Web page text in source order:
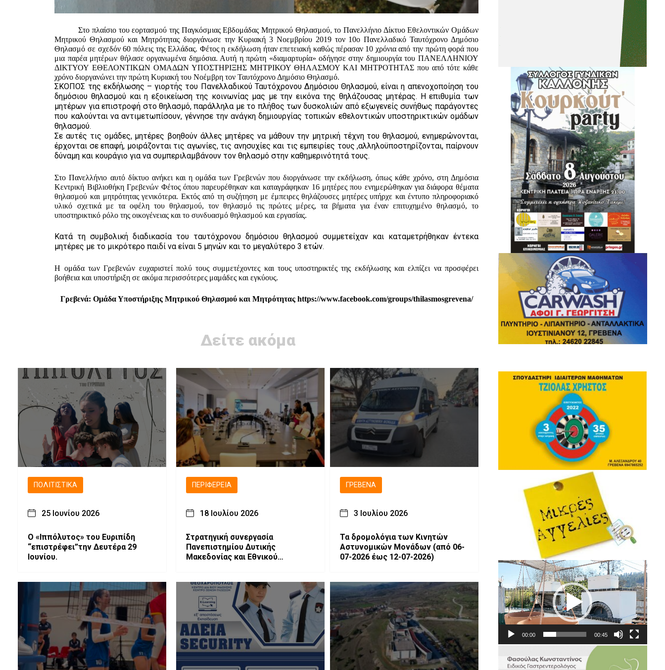
Στο πλαίσιο του εορτασμού της Παγκόσμιας Εβδομάδας Μητρικού Θηλασμού, το Πανελλήνιο Δίκτυο Εθελοντικών Ομάδων
Μητρικού Θηλασμού και Μητρότητας διοργάνωσε την Κυριακή 3 Νοεμβρίου 2019 τον 10ο Πανελλαδικό Ταυτόχρονο Δημόσιο
Θηλασμό σε σχεδόν 60 πόλεις της Ελλάδας. Φέτος η εκδήλωση ήταν επετειακή καθώς πέρασαν 10 χρόνια από την πρώτη φορά που
μια παρέα μητέρων θήλασε οργανωμένα δημόσια. Αυτή η πρώτη «διαμαρτυρία» οδήγησε στην δημιουργία του ΠΑΝΕΛΛΗΝΙΟΥ
ΔΙΚΤΥΟΥ ΕΘΕΛΟΝΤΙΚΩΝ ΟΜΑΔΩΝ ΥΠΟΣΤΗΡΙΞΗΣ ΜΗΤΡΙΚΟΥ ΘΗΛΑΣΜΟΥ ΚΑΙ ΜΗΤΡΟΤΗΤΑΣ που από τότε κάθε
χρόνο διοργανώνει την πρώτη Κυριακή του Νοέμβρη τον Ταυτόχρονο Δημόσιο Θηλασμό.
ΣΚΟΠΟΣ της εκδήλωσης – γιορτής του Πανελλαδικού Ταυτόχρονου Δημόσιου Θηλασμού, είναι η απενοχοποίηση του
δημόσιου θηλασμού και η εξοικείωση της κοινωνίας μας με την εικόνα της θηλάζουσας μητέρας. Η επιθυμία των
μητέρων για επιστροφή στο θηλασμό, παράλληλα με το πλήθος των δυσκολιών από εξωγενείς συνήθως παράγοντες
που καλούνται να αντιμετωπίσουν, γέννησε την ανάγκη δημιουργίας τοπικών εθελοντικών υποστηρικτικών ομάδων
θηλασμού.
Σε αυτές τις ομάδες, μητέρες βοηθούν άλλες μητέρες να μάθουν την μητρική τέχνη του θηλασμού, ενημερώνονται,
έρχονται σε επαφή, μοιράζονται τις αγωνίες, τις ανησυχίες και τις εμπειρίες τους ,αλληλοϋποστηρίζονται, παίρνουν
δύναμη και κουράγιο για να συμπεριλαμβάνουν τον θηλασμό στην καθημερινότητά τους.
Στο Πανελλήνιο αυτό δίκτυο ανήκει και η ομάδα των Γρεβενών που διοργάνωσε την εκδήλωση, όπως κάθε χρόνο, στη Δημόσια
Κεντρική Βιβλιοθήκη Γρεβενών Φέτος όπου παρευρέθηκαν και καταγράφηκαν 16 μητέρες που ενημερώθηκαν για διάφορα θέματα
θηλασμού και μητρότητας γενικότερα. Εκτός από τη συζήτηση με έμπειρες θηλάζουσες μητέρες υπήρχε και έντυπο πληροφοριακό
υλικό σχετικά με τα οφέλη του θηλασμού, τον θηλασμό τις πρώτες μέρες, τα βήματα για έναν επιτυχημένο θηλασμό, το
υποστηρικτικό ρόλο της οικογένειας και το συνδυασμό θηλασμού και εργασίας.
Κατά τη συμβολική διαδικασία του ταυτόχρονου δημόσιου θηλασμού συμμετείχαν και καταμετρήθηκαν έντεκα
μητέρες με το μικρότερο παιδί να είναι 5 μηνών και το μεγαλύτερο 3 ετών.
Η ομάδα των Γρεβενών ευχαριστεί πολύ τους συμμετέχοντες και τους υποστηρικτές της εκδήλωσης και ελπίζει να προσφέρει
βοήθεια και υποστήριξη σε ακόμα περισσότερες μαμάδες και εγκύους.
Γρεβενά: Ομάδα Υποστήριξης Μητρικού Θηλασμού και Μητρότητας https://www.facebook.com/groups/thilasmosgrevena/
Δείτε ακόμα
ΠΟΛΙΤΙΣΤΙΚΆ
25 Ιουνίου 2026
Ο «Ιππόλυτος» του Ευριπίδη
“επιστρέφει”την Δευτέρα 29
Ιουνίου.
ΠΕΡΙΦΈΡΕΙΑ
18 Ιουλίου 2026
Στρατηγική συνεργασία
Πανεπιστημίου Δυτικής
Μακεδονίας και Εθνικού
τεχνολογίες
ΓΡΕΒΕΝΆ
3 Ιουλίου 2026
Τα δρομολόγια των Κινητών
Αστυνομικών Μονάδων (από 06-
07-2026 έως 12-07-2026)
Πρόγραμμα
Αναπαραγωγής
Βίντεο
00:00 00:45